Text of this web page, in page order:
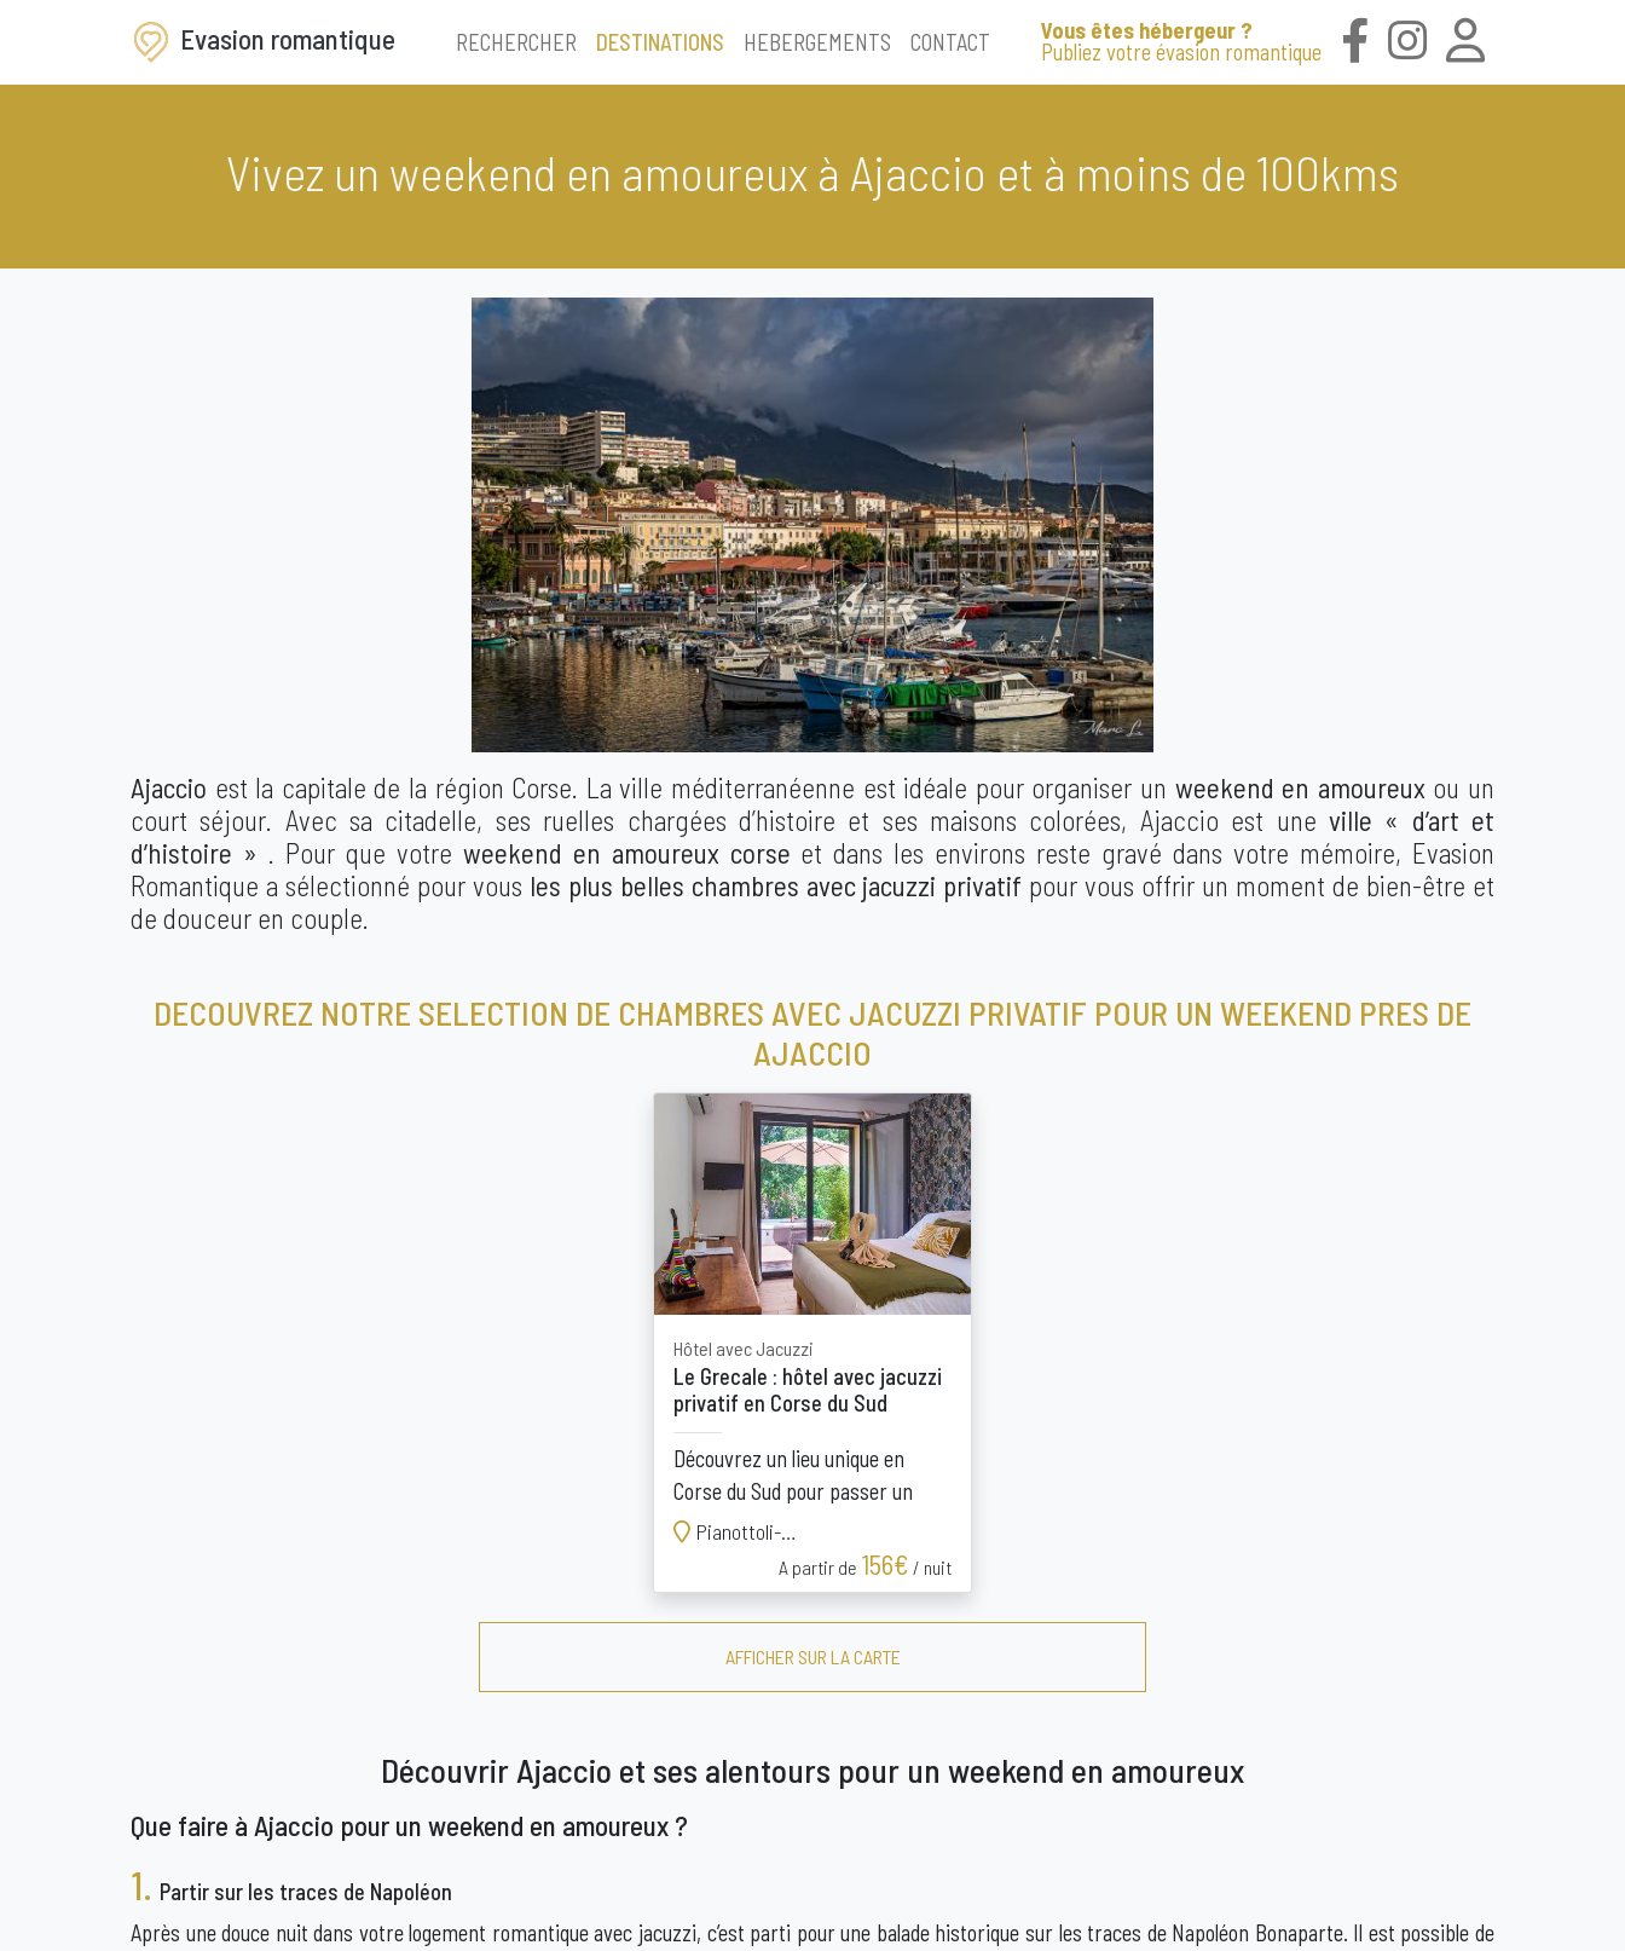
Evasion romantique RECHERCHER DESTINATIONS HEBERGEMENTS CONTACT
Vous êtes hébergeur ?
Publiez votre évasion romantique
Vivez un weekend en amoureux à Ajaccio et à moins de 100kms
Ajaccio est la capitale de la région Corse. La ville méditerranéenne est idéale pour organiser un weekend en amoureux ou un
court séjour. Avec sa citadelle, ses ruelles chargées d’histoire et ses maisons colorées, Ajaccio est une ville « d’art et
d’histoire » . Pour que votre weekend en amoureux corse et dans les environs reste gravé dans votre mémoire, Evasion
Romantique a sélectionné pour vous les plus belles chambres avec jacuzzi privatif pour vous offrir un moment de bien-être et
de douceur en couple.
DECOUVREZ NOTRE SELECTION DE CHAMBRES AVEC JACUZZI PRIVATIF POUR UN WEEKEND PRES DE
AJACCIO
Hôtel avec Jacuzzi
Le Grecale : hôtel avec jacuzzi
privatif en Corse du Sud
Découvrez un lieu unique en
Corse du Sud pour passer un
séjour a...
Pianottoli-Caldarello
A partir de 156€ / nuit
AFFICHER SUR LA CARTE
Découvrir Ajaccio et ses alentours pour un weekend en amoureux
Que faire à Ajaccio pour un weekend en amoureux ?
1. Partir sur les traces de Napoléon
Après une douce nuit dans votre logement romantique avec jacuzzi, c’est parti pour une balade historique sur les traces de Napoléon Bonaparte. Il est possible de